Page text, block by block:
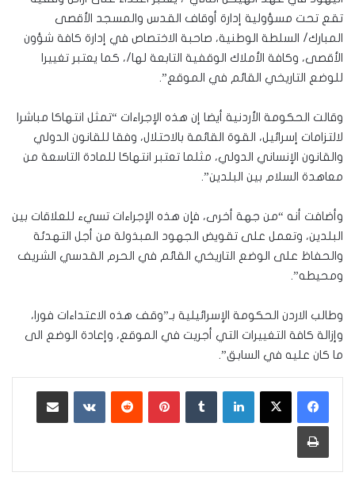
تقع تحت مسؤولية إدارة أوقاف القدس والمسجد الأقصى
المبارك/ السلطة الوطنية، صاحبة الاختصاص في إدارة كافة شؤون
الأقصى، وكافة الأملاك الوقفية التابعة لها/، كما يعتبر تغييرا
للوضع التاريخي القائم في الموقع”.
وقالت الحكومة الأردنية أيضا إن هذه الإجراءات “تمثل انتهاكا مباشرا
لالتزامات إسرائيل، القوة القائمة بالاحتلال، وفقا للقانون الدولي
والقانون الإنساني الدولي، مثلما تعتبر انتهاكا للمادة التاسعة من
معاهدة السلام بين البلدين”.
وأضافت أنه “من جهة أخرى، فإن هذه الإجراءات تسيء للعلاقات بين
البلدين، وتعمل على تقويض الجهود المبذولة من أجل التهدئة
والحفاظ على الوضع التاريخي القائم في الحرم القدسي الشريف
ومحيطه”.
وطالب الاردن الحكومة الإسرائيلية بـ”وقف هذه الاعتداءات فورا،
وإزالة كافة التغييرات التي أجريت في الموقع، وإعادة الوضع الى
ما كان عليه في السابق”.
لينكدإن بينتيريست ‏VKontakte
طباعة